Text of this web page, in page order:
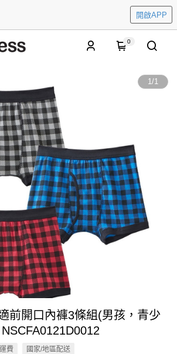
開啟APP
0
1/1
前開口內褲3條組(男孩，青少
費 國家/地區配送